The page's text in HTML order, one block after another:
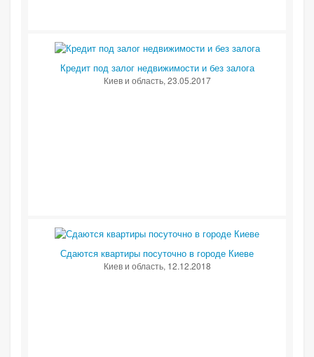
Кредит под залог недвижимости и без залога
Киев и область, 23.05.2017
Сдаются квартиры посуточно в городе Киеве
Киев и область, 12.12.2018